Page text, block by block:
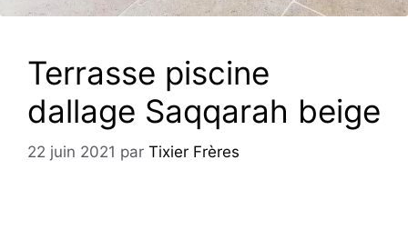
Terrasse piscine
dallage Saqqarah beige
22 juin 2021 par Tixier Frères